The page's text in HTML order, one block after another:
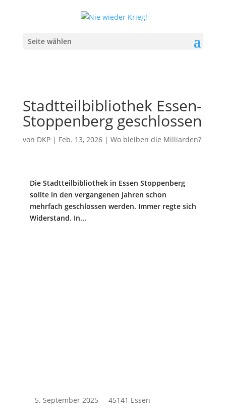
Seite wählen
Stadtteilbibliothek Essen-
Stoppenberg geschlossen
von DKP| Feb. 13, 2026| Wo bleiben die Milliarden?
Die Stadtteilbibliothek in Essen Stoppenberg
sollte in den vergangenen Jahren schon
mehrfach geschlossen werden. Immer regte sich
Widerstand. In...
5. September 2025 45141 Essen